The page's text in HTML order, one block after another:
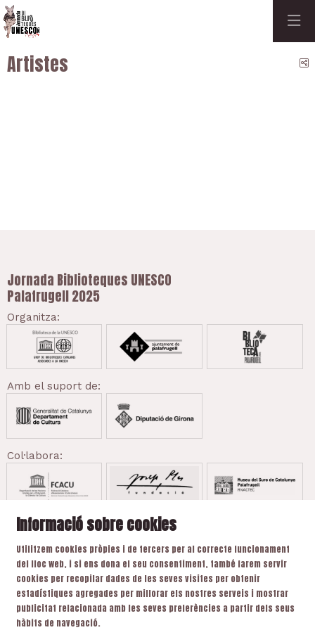
Artistes
Jornada Biblioteques UNESCO
Palafrugell 2025
Organitza:
Amb el suport de:
Col·labora:
Sitemap | Avís Legal | Ús de Cookies | Contacte
Informació sobre cookies
Utilitzem cookies pròpies i de tercers per al correcte funcionament
del lloc web, i si ens dona el seu consentiment, també farem servir
cookies per recopilar dades de les seves visites per obtenir
estadístiques agregades per millorar els nostres serveis i mostrar
publicitat relacionada amb les seves preferències a partir dels seus
hàbits de navegació.